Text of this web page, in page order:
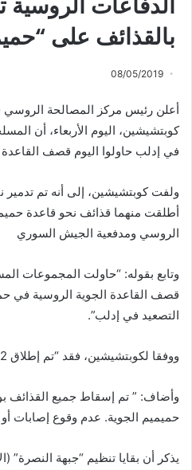
الدفاعات
بالقذائف على
08/05/2019
أعلن رئيس مركز المصالحة الروسي
كوبتشيشين، اليوم الأربعاء، أن
في إدلب حاولوا اليوم قصف
ولفت كوبتشيشين، إلى أنه تم تدمير
أطلقت منهما قذائف نحو قاعدة
الروسي ومدفعية الجيش السوري
قصف القاعدة الجوية الروسية
التصعيد في إدلب”.
ووفقا لكوبتشيشين، فقد “تم إطلاق 12 قذيفة تجاه القاعدة الجوية”.
وأضاف: ” تم إسقاط جميع القذائف
حميميم الجوية. عدم وقوع إصابات
يذكر أن بقايا تنظيم “جبهة النصرة”